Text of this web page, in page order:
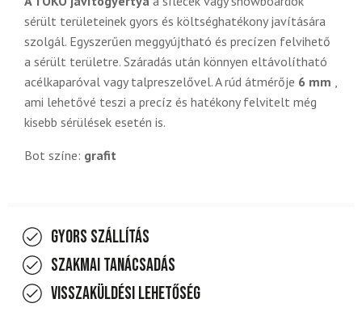
sérült területeinek gyors és költséghatékony javítására
szolgál. Egyszerűen meggyújtható és precízen felvihető
a sérült területre. Száradás után könnyen eltávolítható
acélkaparóval vagy talpreszelővel. A rúd átmérője 6 mm ,
ami lehetővé teszi a precíz és hatékony felvitelt még
kisebb sérülések esetén is.
Bot színe: grafit
Gyors szállítás
Szakmai tanácsadás
Visszaküldési lehetőség